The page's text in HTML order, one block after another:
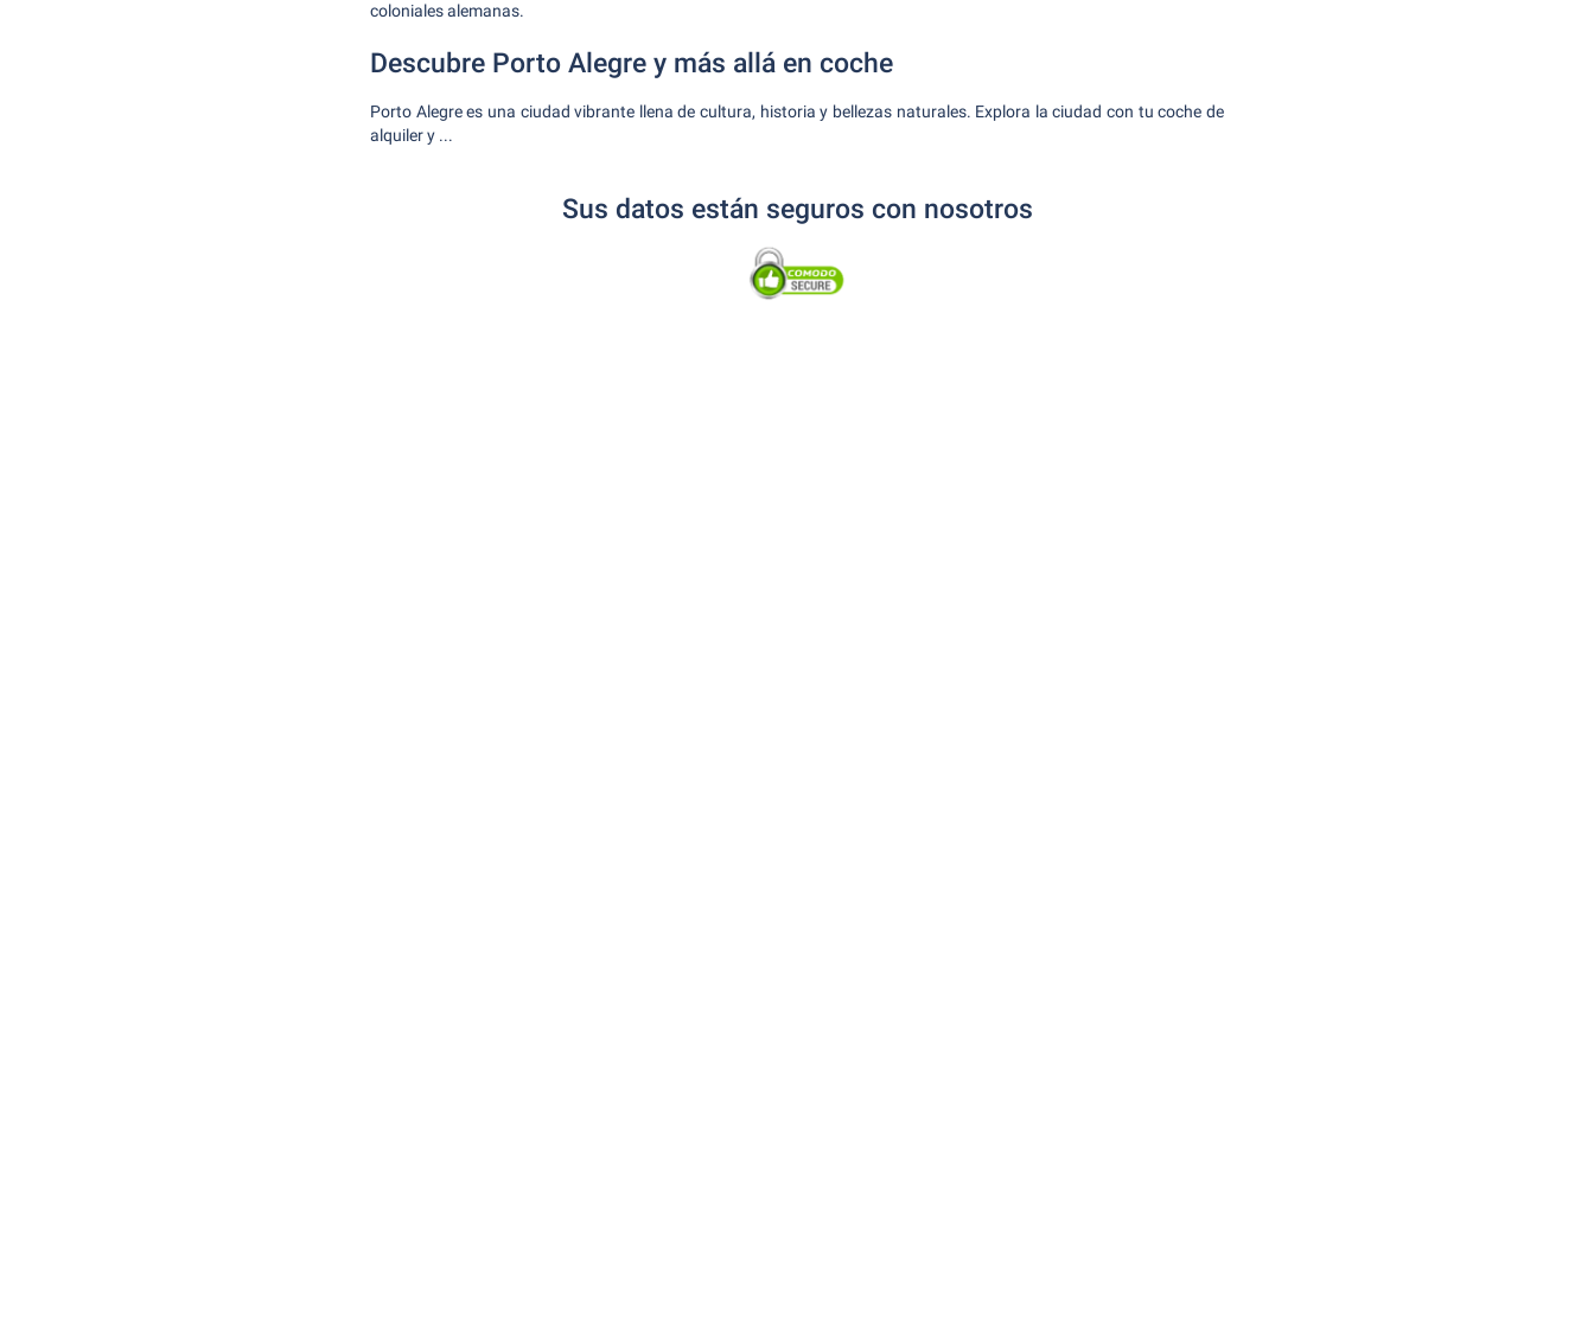
coloniales alemanas.
Descubre Porto Alegre y más allá en coche
Porto Alegre es una ciudad vibrante llena de cultura, historia y bellezas naturales. Explora la ciudad con tu coche de
alquiler y ...
Sus datos están seguros con nosotros